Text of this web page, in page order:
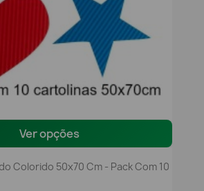
Ver opções
Colorido 50x70 Cm - Pack Com 10